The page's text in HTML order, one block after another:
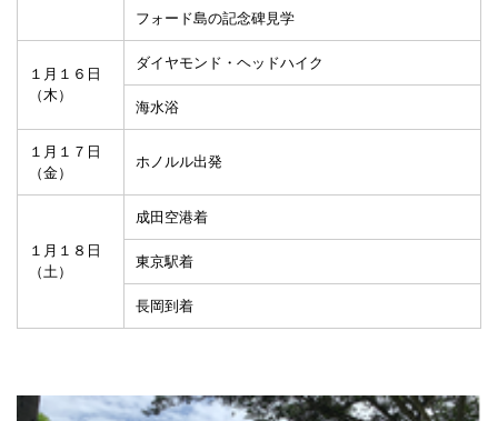
フォード島の記念碑見学
１月１６日
（木）
ダイヤモンド・ヘッドハイク
海水浴
１月１７日
（金）
ホノルル出発
１月１８日
（土）
成田空港着
東京駅着
長岡到着